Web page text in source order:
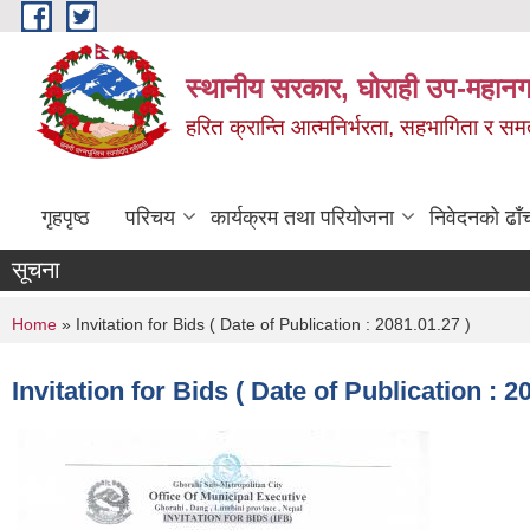
Skip to main content
स्थानीय सरकार, घोराही उप-
हरित क्रान्ति आत्मनिर्भरता, सहभागिता र
गृहपृष्ठ परिचय कार्यक्रम तथा परियोजना निवेदनको
सूचना
You are here
Home » Invitation for Bids ( Date of Publication : 2081.01.27 )
Invitation for Bids ( Date of Publication :